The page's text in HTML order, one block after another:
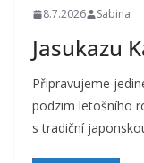
8.7.2026 Sabina
Jasukazu
Připravujeme
podzim letošního
s tradiční